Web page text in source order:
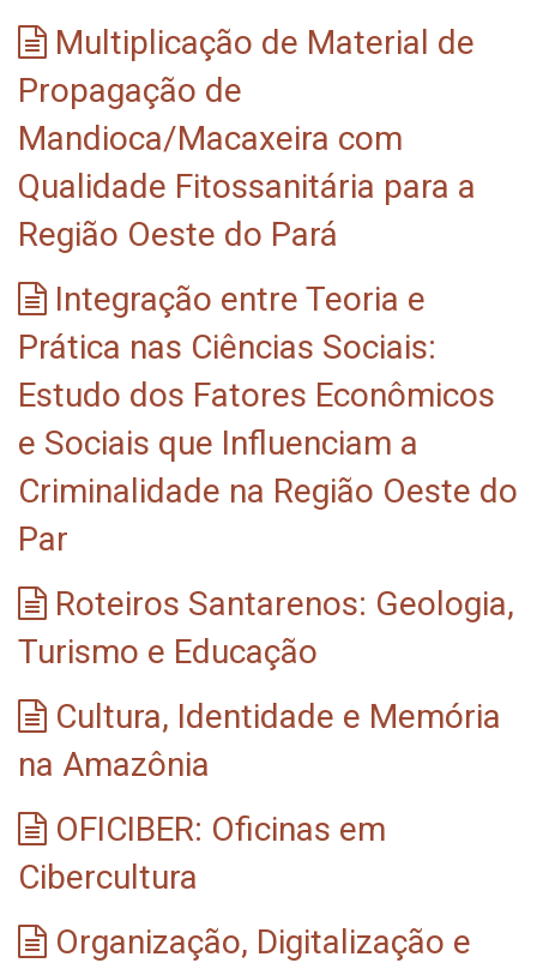
Multiplicação de Material de
Propagação de
Mandioca/Macaxeira com
Qualidade Fitossanitária para a
Região Oeste do Pará
Integração entre Teoria e
Prática nas Ciências Sociais:
Estudo dos Fatores Econômicos
e Sociais que Influenciam a
Criminalidade na Região Oeste do
Par
Roteiros Santarenos: Geologia,
Turismo e Educação
Cultura, Identidade e Memória
na Amazônia
OFICIBER: Oficinas em
Cibercultura
Organização, Digitalização e